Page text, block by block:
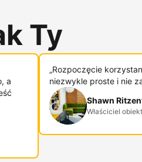
Ty
a
„Rozpoczęcie
niezwykle proste i nie
Shawn
Właściciel